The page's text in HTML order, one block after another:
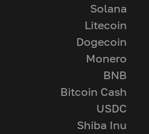
Solana
Litecoin
Dogecoin
Monero
BNB
Bitcoin Cash
USDC
Shiba Inu